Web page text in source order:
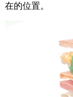
在的位置。